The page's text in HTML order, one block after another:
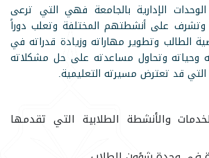
الإدارية بالجامعة فهي التي ترعى
وتشرف على أنشطتهم المختلفة وتعلب دوراً
الطالب وتطوير مهاراته وزيادة قدراته في
وحياته وتحاول مساعدته على حل مشكلاته
التي قد تعترض مسيرته التعليمية.
والأنشطة الطلابية التي تقدمها